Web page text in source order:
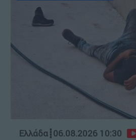
Ελλάδα┋06.08.2026 10:30